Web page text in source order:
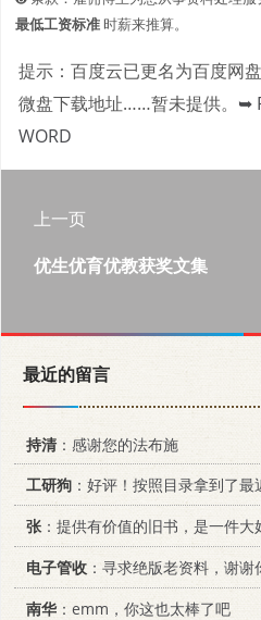
最低工资标准时薪来推算。
提示：百度云已更名为百度网
微盘下载地址……暂未提供。 ➥
WORD
上一页
优生优育优教获奖文集
最近的留言
持清 ：感谢您的法布施
工研狗 ：好评！按照目录拿到了最
张：提供有价值的旧书，是一件大
电子管收 ：寻求绝版老资料，谢谢
南华：emm，你这也太棒了吧